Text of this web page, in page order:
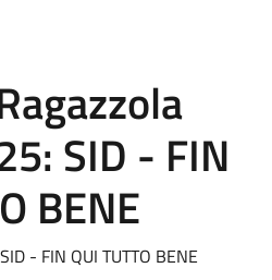
SID - FIN
BENE
- FIN QUI TUTTO BENE